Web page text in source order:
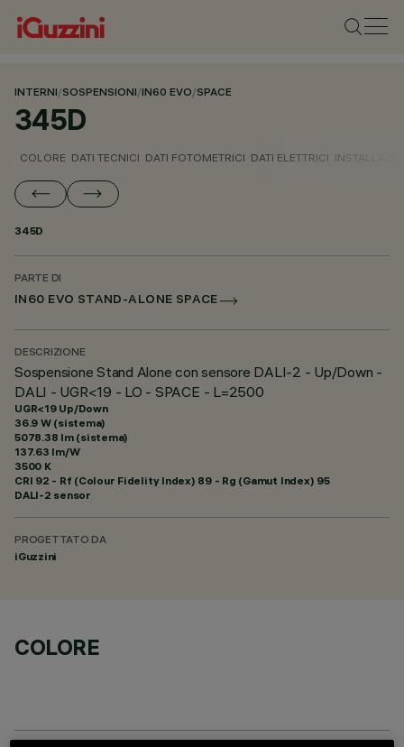
INTERNI/SOSPENSIONI/IN60 EVO/SPACE
345D
COLORE DATI TECNICI DATI FOTOMETRICI DATI ELETTRICI
345D
PARTE DI
IN60 EVO STAND-ALONE SPACE
DESCRIZIONE
Sospensione Stand Alone con sensore DALI-2 - Up/Down -
DALI - UGR<19 - LO - SPACE - L=2500
UGR<19 Up/Down
36.9 W (sistema)
5078.38 lm (sistema)
137.63 lm/W
3500 K
CRI 92 - Rf (Colour Fidelity Index) 89 - Rg (Gamut Index) 95
DALI-2 sensor
PROGETTATO DA
iGuzzini
COLORE